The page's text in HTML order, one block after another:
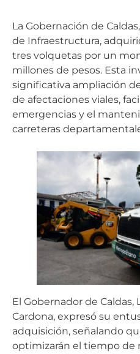
La Gobernación de
de Infraestructura,
tres volquetas por un
millones de pesos. Esta
significativa ampliación
de afectaciones viales,
emergencias y el
carreteras
El Gobernador de Caldas,
Cardona, expresó su
adquisición, señalando
optimizarán el tiempo de